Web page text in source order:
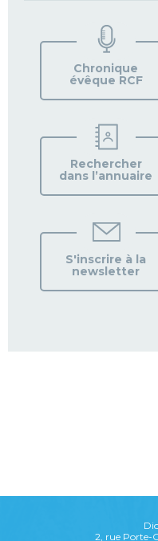
Chronique
évêque RCF
Rechercher
dans l’annuaire
S'inscrire à la
newsletter
2, rue Porte-